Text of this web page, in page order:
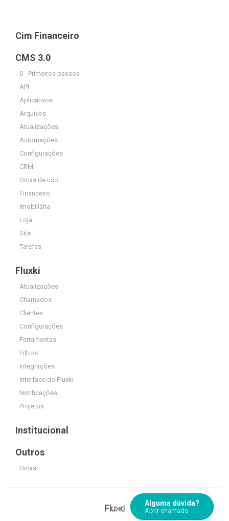
Cim Financeiro
CMS 3.0
0 - Primeiros passos
API
Aplicativos
Arquivos
Atualizações
Automações
Configurações
CRM
Dicas de uso
Financeiro
Imobiliária
Loja
Site
Tarefas
Fluxki
Atualizações
Chamados
Clientes
Configurações
Ferramentas
Filtros
Integrações
Interface do Fluxki
Notificações
Projetos
Institucional
Outros
Dicas
Alguma dúvida?
Abrir chamado